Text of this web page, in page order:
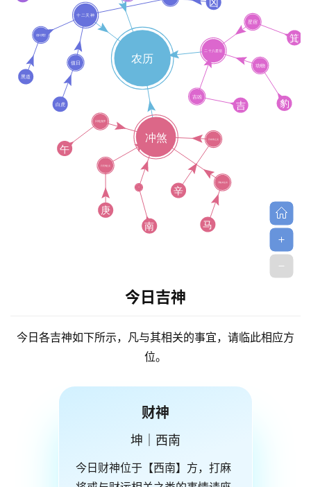
今日吉神
今日各吉神如下所示，凡与其相关的事宜，请临此相应方
位。
财神
坤｜西南
今日财神位于【西南】方，打麻